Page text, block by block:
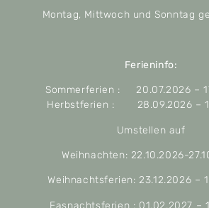
Montag, Mittwoch und Sonntag
Ferieninfo:
Sommerferien : 20.07.2026 –
Herbstferien : 28.09.2026 –
Umstellen auf
Weihnachten: 22.10.2026-
Weihnachtsferien: 23.12.2026 –
Fasnachtsferien : 01.02.2027 –